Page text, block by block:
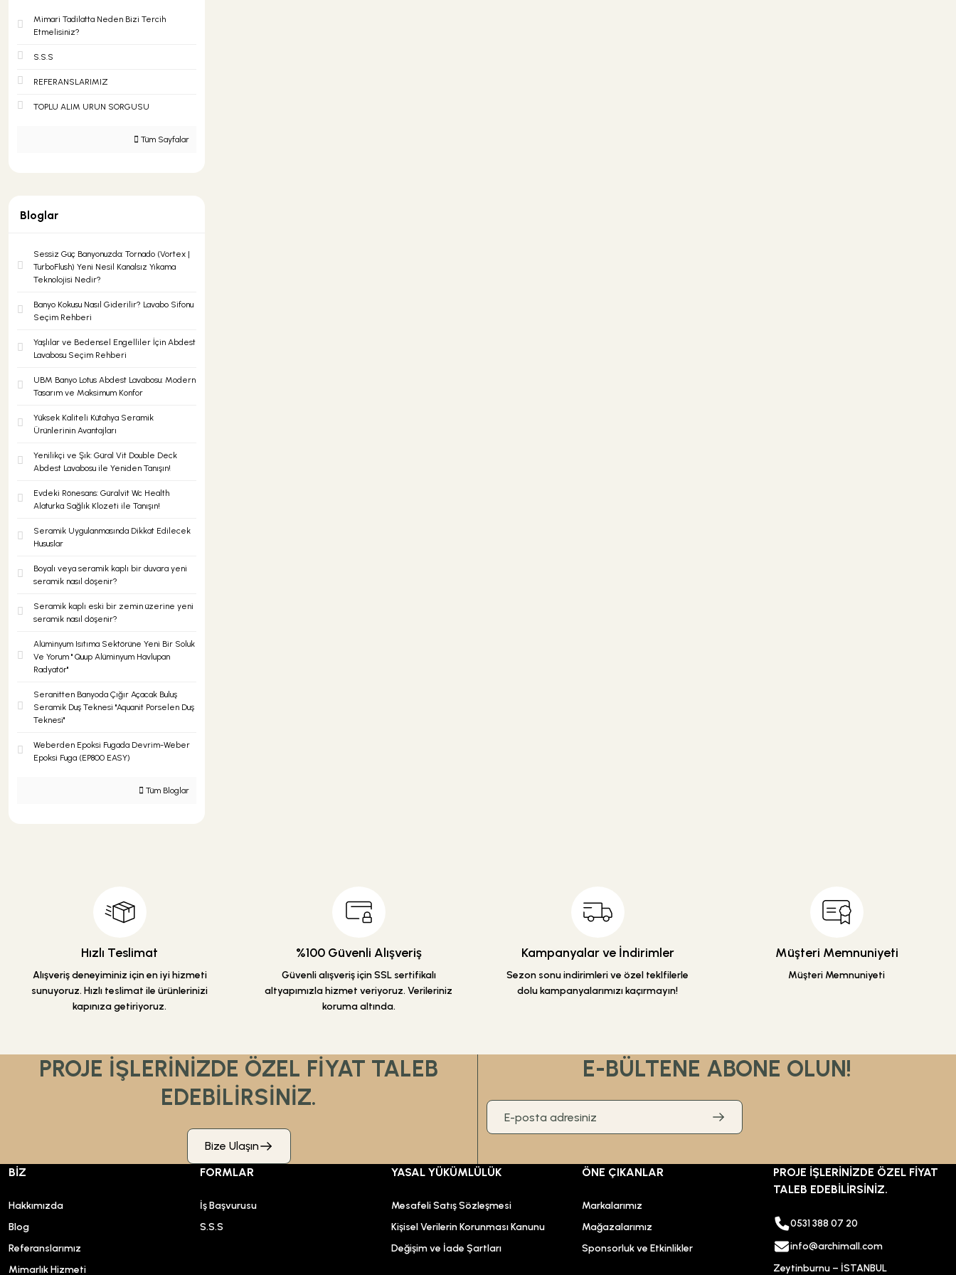
Mimari Tadilatta Neden Bizi Tercih
Etmelisiniz?
S.S.S
REFERANSLARIMIZ
TOPLU ALIM URUN SORGUSU
Tüm Sayfalar
Bloglar
Sessiz Güç Banyonuzda: Tornado (Vortex |
TurboFlush) Yeni Nesil Kanalsız Yıkama
Teknolojisi Nedir?
Banyo Kokusu Nasıl Giderilir? Lavabo Sifonu
Seçim Rehberi
Yaşlılar ve Bedensel Engelliler İçin Abdest
Lavabosu Seçim Rehberi
UBM Banyo Lotus Abdest Lavabosu: Modern
Tasarım ve Maksimum Konfor
Yüksek Kaliteli Kütahya Seramik
Ürünlerinin Avantajları
Yenilikçi ve Şık: Güral Vit Double Deck
Abdest Lavabosu ile Yeniden Tanışın!
Evdeki Rönesans: Güralvit Wc Health
Alaturka Sağlık Klozeti ile Tanışın!
Seramik Uygulanmasında Dikkat Edilecek
Hususlar
Boyalı veya seramik kaplı bir duvara yeni
seramik nasıl döşenir?
Seramik kaplı eski bir zemin üzerine yeni
seramik nasıl döşenir?
Alüminyum Isıtıma Sektörüne Yeni Bir Soluk
Ve Yorum '' Quup Alüminyum Havlupan
Radyatör''
Seranitten Banyoda Çığır Açacak Buluş
Seramik Duş Teknesi ''Aquanit Porselen Duş
Teknesi''
Weberden Epoksi Fugada Devrim-Weber
Epoksi Fuga (EP800 EASY)
Tüm Bloglar
Hızlı Teslimat
Alışveriş deneyiminiz için en iyi hizmeti
sunuyoruz. Hızlı teslimat ile ürünlerinizi
kapınıza getiriyoruz.
%100 Güvenli Alışveriş
Güvenli alışveriş için SSL sertifikalı
altyapımızla hizmet veriyoruz. Verileriniz
koruma altında.
Kampanyalar ve İndirimler
Sezon sonu indirimleri ve özel teklfilerle
dolu kampanyalarımızı kaçırmayın!
Müşteri Memnuniyeti
Müşteri Memnuniyeti
PROJE İŞLERİNİZDE ÖZEL FİYAT TALEB
EDEBİLİRSİNİZ.
Bize Ulaşın
E-BÜLTENE ABONE OLUN!
BİZ
Hakkımızda
Blog
Referanslarımız
Mimarlık Hizmeti
FORMLAR
İş Başvurusu
S.S.S
YASAL YÜKÜMLÜLÜK
Mesafeli Satış Sözleşmesi
Kişisel Verilerin Korunması Kanunu
Değişim ve İade Şartları
ÖNE ÇIKANLAR
Markalarımız
Mağazalarımız
Sponsorluk ve Etkinlikler
PROJE İŞLERİNİZDE ÖZEL FİYAT
TALEB EDEBİLİRSİNİZ.
0531 388 07 20
info@archimall.com
Zeytinburnu – İSTANBUL
Yapı Kimyasalları
Vitrifiyeler
Gömme Rezervuarlar
Duş Tekneleri
OUTLET
Kompakt Sistemler
Şok Duşlar
Akıllı Klozet
Duş Kabinleri
Duş Kanalları ve Sifonlar
Mermer
Mermer Traverten Mozaikler
Traverten
Mikrodalga Fırınlar
Buzdolapları
Kuzine
Çamaşır Makinesi
Paket Ürünler
Tezgah
Bedensel Engelli Serisi
Aynalar
Sıvı Sabunluklar